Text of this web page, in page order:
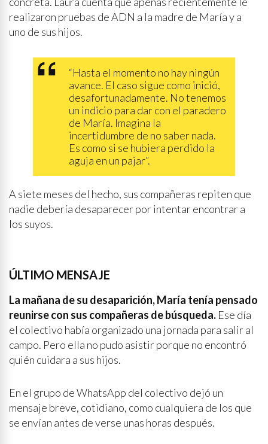
realizaron pruebas de ADN a la madre de María y a
uno de sus hijos.
“Hasta el momento no hay ningún
avance. El caso sigue como inició,
desafortunadamente. No tenemos
un indicio para dar con el paradero
de María. Imagina la
incertidumbre de no saber nada.
Es como si se hubiera perdido la
aguja en un pajar”.
A siete meses del hecho, sus compañeras repiten que
nadie debería desaparecer por intentar encontrar a
los suyos.
ÚLTIMO MENSAJE
La mañana de su desaparición, María tenía pensado
reunirse con sus compañeras de búsqueda. Ese día
el colectivo había organizado una jornada para salir al
campo. Pero ella no pudo asistir porque no encontró
quién cuidara a sus hijos.
En el grupo de WhatsApp del colectivo dejó un
mensaje breve, cotidiano, como cualquiera de los que
se envían antes de verse unas horas después.